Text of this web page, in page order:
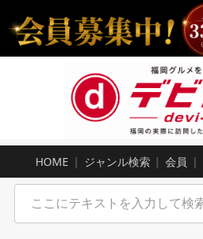
HOME ジャンル検索 会員